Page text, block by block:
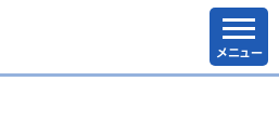
メニュー